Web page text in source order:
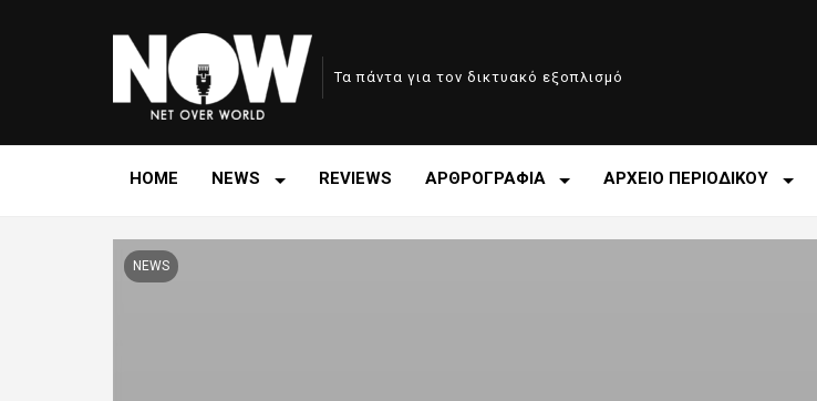
Τα πάντα για τον δικτυακό εξοπλισμό
HOME NEWS REVIEWS ΑΡΘΡΟΓΡΑΦΙΑ ΑΡΧΕΙΟ ΠΕΡΙΟΔΙΚΟΥ
NEWS